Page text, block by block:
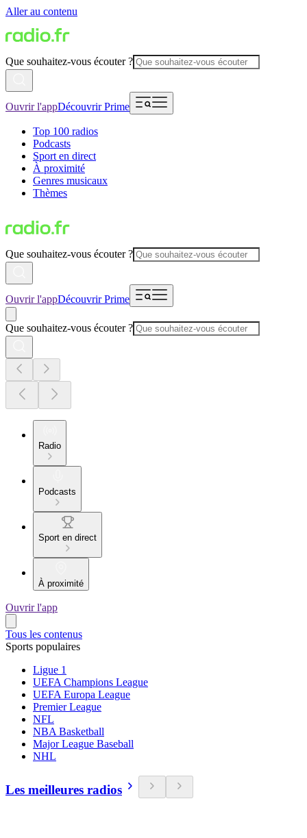
Aller au contenu
Que souhaitez-vous écouter ?
Ouvrir l'appDécouvrir Prime
Top 100 radios
Podcasts
Sport en direct
À proximité
Genres musicaux
Thèmes
Que souhaitez-vous écouter ?
Ouvrir l'appDécouvrir Prime
Que souhaitez-vous écouter ?
Radio
Podcasts
Sport en direct
À proximité
Ouvrir l'app
Tous les contenus
Sports populaires
Ligue 1
UEFA Champions League
UEFA Europa League
Premier League
NFL
NBA Basketball
Major League Baseball
NHL
Les meilleures radios